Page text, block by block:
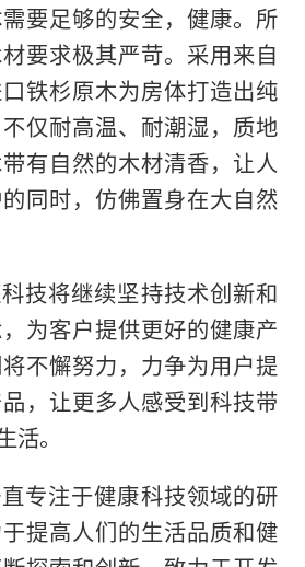
要足够的安全，健康。所
要求极其严苛。采用来自
铁杉原木为房体打造出纯
仅耐高温、耐潮湿，质地
有自然的木材清香，让人
同时，仿佛置身在大自然
技将继续坚持技术创新和
为客户提供更好的健康产
不懈努力，力争为用户提
，让更多人感受到科技带
。
专注于健康科技领域的研
提高人们的生活品质和健